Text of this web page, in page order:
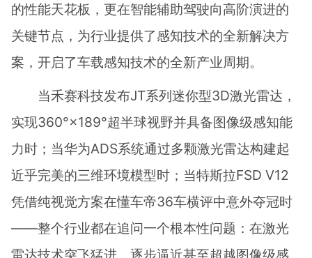
的性能天花板，更在智能辅助驾驶向高阶演进的
关键节点，为行业提供了感知技术的全新解决方
案，开启了车载感知技术的全新产业周期。
当禾赛科技发布JT系列迷你型3D激光雷达，
实现360°×189°超半球视野并具备图像级感知能
力时；当华为ADS系统通过多颗激光雷达构建起
近乎完美的三维环境模型时；当特斯拉FSD V12
凭借纯视觉方案在懂车帝36车横评中意外夺冠时
——整个行业都在追问一个根本性问题：在激光
雷达技术突飞猛进、逐步逼近甚至超越图像级感